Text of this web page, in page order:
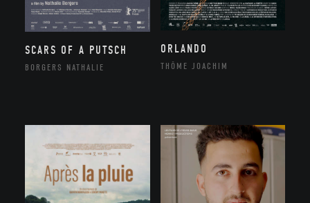
SCARS OF A PUTSCH
BORGERS NATHALIE
ORLANDO
THÔME JOACHIM